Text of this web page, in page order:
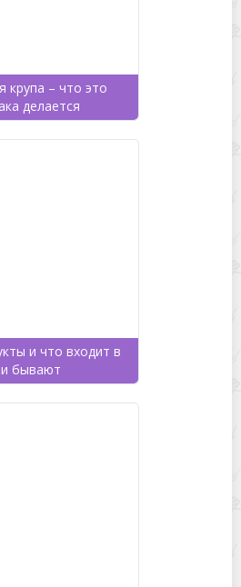
крупа – что это
делается
и что входит в
бывают